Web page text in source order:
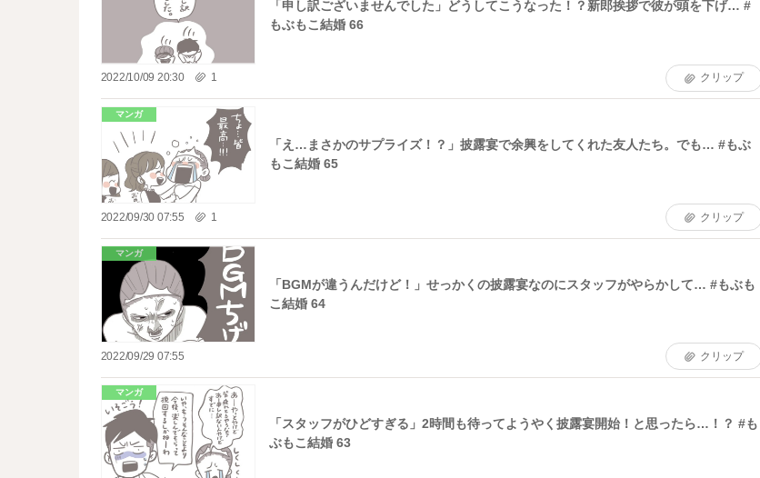
「申し訳ございませんでした」どうしてこうなった！？新郎挨拶で彼が頭を下げ… #
もぶもこ結婚 66
2022/10/09 20:30 1 クリップ
マンガ
「え…まさかのサプライズ！？」披露宴で余興をしてくれた友人たち。でも… #もぶ
もこ結婚 65
2022/09/30 07:55 1 クリップ
マンガ
「BGMが違うんだけど！」せっかくの披露宴なのにスタッフがやらかして… #もぶも
こ結婚 64
2022/09/29 07:55 クリップ
マンガ
「スタッフがひどすぎる」2時間も待ってようやく披露宴開始！と思ったら…！？ #も
ぶもこ結婚 63